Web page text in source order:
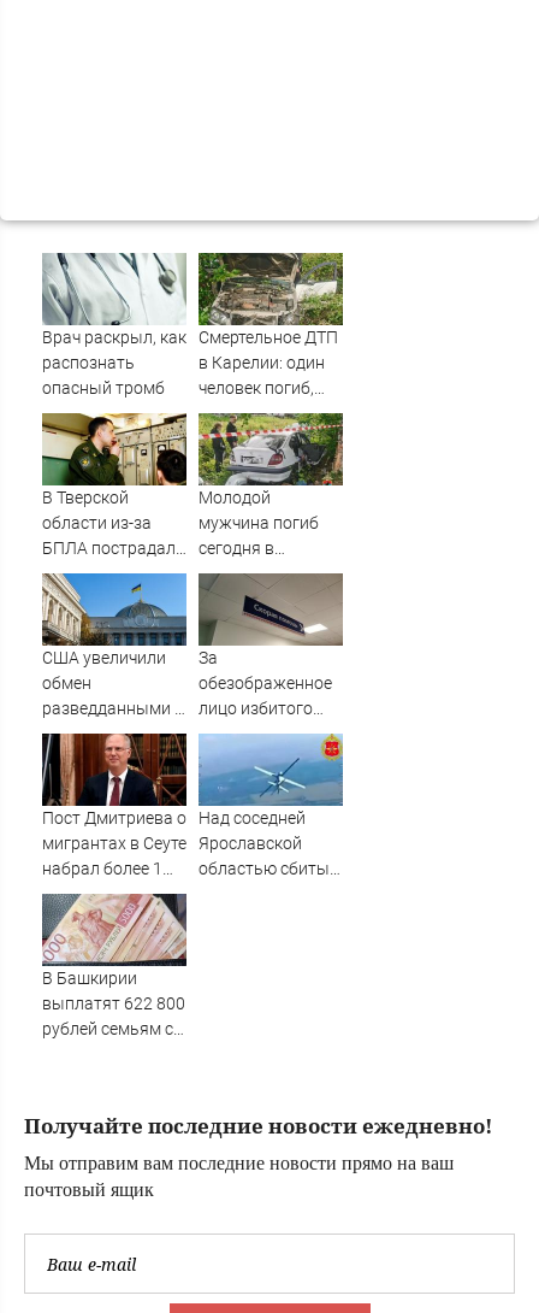
Врач раскрыл, как
распознать
опасный тромб
Смертельное ДТП
в Карелии: один
человек погиб,
трое пострадали
(ФОТО)
В Тверской
области из-за
БПЛА пострадал
склад
Вайлдберриз и
постройки в СНТ
– Новости Твери и
городов Тверской
Тверские новости.
Новости
Молодой
мужчина погиб
сегодня в
страшной
дорожной аварии
в Карелии
США увеличили
обмен
разведданными с
Украиной
За
обезображенное
лицо избитого
петрозаводчанина
ответит
подросток
Пост Дмитриева о
мигрантах в Сеуте
набрал более 1
млн просмотров
Над соседней
Ярославской
областью сбиты
В Башкирии
выплатят 622 800
рублей семьям с
Получайте последние новости ежедневно!
Мы отправим вам последние новости прямо на ваш
почтовый ящик